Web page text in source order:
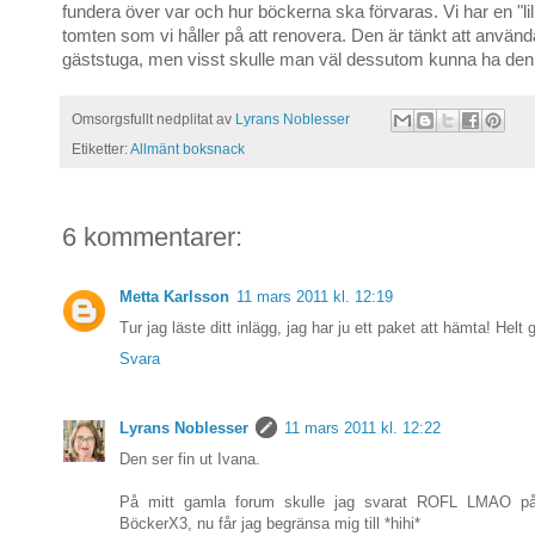
fundera över var och hur böckerna ska förvaras. Vi har en
tomten som vi håller på att renovera. Den är tänkt att
gäststuga, men visst skulle man väl dessutom kunna ha
Omsorgsfullt nedplitat av Lyrans Noblesser
Etiketter:Allmänt boksnack
6 kommentarer:
Metta Karlsson 11 mars 2011 kl. 12:19
Tur jag läste ditt inlägg, jag har ju ett paket att hämta! Helt
Svara
Lyrans Noblesser
11 mars 2011 kl. 12:22
Den ser fin ut Ivana.
På mitt gamla forum skulle jag svarat ROFL LMAO
BöckerX3, nu får jag begränsa mig till *hihi*